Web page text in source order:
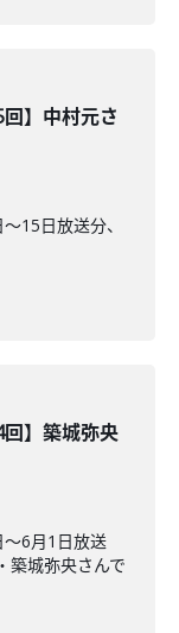
】中村元さ
15日放送分、
回】築城弥央
6月1日放送
築城弥央さんで